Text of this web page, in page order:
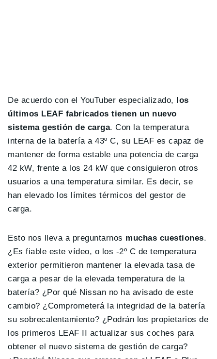
De acuerdo con el YouTuber especializado, los
últimos LEAF fabricados tienen un nuevo
sistema gestión de carga. Con la temperatura
interna de la batería a 43º C, su LEAF es capaz de
mantener de forma estable una potencia de carga
42 kW, frente a los 24 kW que consiguieron otros
usuarios a una temperatura similar. Es decir, se
han elevado los límites térmicos del gestor de
carga.
Esto nos lleva a preguntarnos muchas cuestiones.
¿Es fiable este vídeo, o los -2º C de temperatura
exterior permitieron mantener la elevada tasa de
carga a pesar de la elevada temperatura de la
batería? ¿Por qué Nissan no ha avisado de este
cambio? ¿Comprometerá la integridad de la batería
su sobrecalentamiento? ¿Podrán los propietarios de
los primeros LEAF II actualizar sus coches para
obtener el nuevo sistema de gestión de carga?